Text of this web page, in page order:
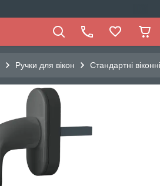
Ручки для вікон Стандартні